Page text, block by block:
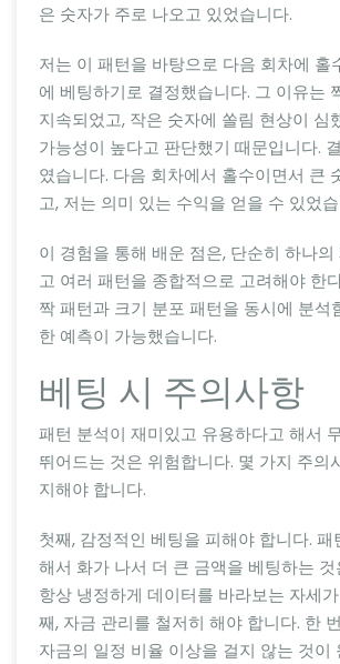
은 숫자가 주로 나오고 있었습니다.
저는 이 패턴을 바탕으로 다음 회차에 홀
에 베팅하기로 결정했습니다. 그 이유는
지속되었고, 작은 숫자에 쏠림 현상이 심
가능성이 높다고 판단했기 때문입니다.
였습니다. 다음 회차에서 홀수이면서 큰
고, 저는 의미 있는 수익을 얻을 수 있었
이 경험을 통해 배운 점은, 단순히 하나
고 여러 패턴을 종합적으로 고려해야 한
짝 패턴과 크기 분포 패턴을 동시에 분석
한 예측이 가능했습니다.
베팅 시 주의사항
패턴 분석이 재미있고 유용하다고 해서
뛰어드는 것은 위험합니다. 몇 가지 주의
지해야 합니다.
첫째, 감정적인 베팅을 피해야 합니다. 패
해서 화가 나서 더 큰 금액을 베팅하는
항상 냉정하게 데이터를 바라보는 자세
째, 자금 관리를 철저히 해야 합니다. 한
자금의 일정 비율 이상을 걸지 않는 것이